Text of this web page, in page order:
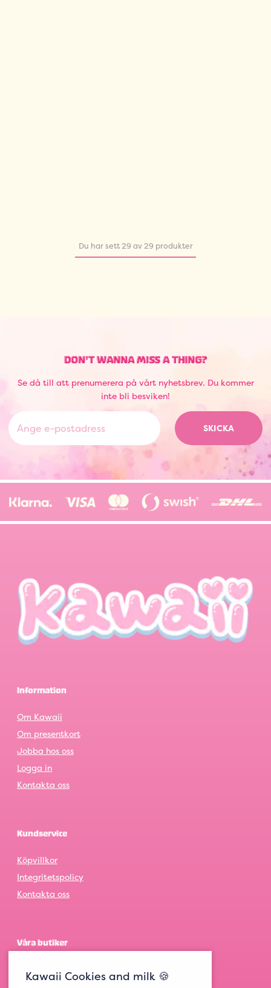
Du har sett 29 av 29 produkter
DON'T WANNA MISS A THING?
Se då till att prenumerera på vårt nyhetsbrev. Du kommer
inte bli besviken!
SKICKA
Information
Om Kawaii
Om presentkort
Jobba hos oss
Logga in
Kontakta oss
Kundservice
Köpvillkor
Integritetspolicy
Kontakta oss
Våra butiker
Kawaii Cookies and milk 🍪